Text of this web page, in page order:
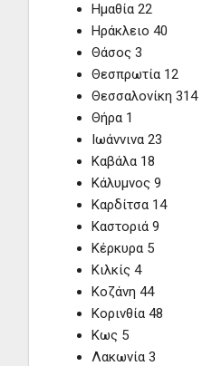
Ημαθία 22
Ηράκλειο 40
Θάσος 3
Θεσπρωτία 12
Θεσσαλονίκη 314
Θήρα 1
Ιωάννινα 23
Καβάλα 18
Κάλυμνος 9
Καρδίτσα 14
Καστοριά 9
Κέρκυρα 5
Κιλκίς 4
Κοζάνη 44
Κορινθία 48
Κως 5
Λακωνία 3